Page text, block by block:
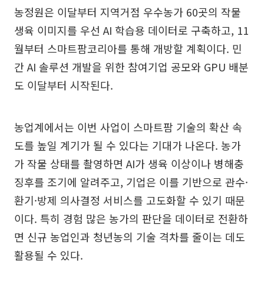
농정원은 이달부터 지역거점 우수농가 60곳의 작물
생육 이미지를 우선 AI 학습용 데이터로 구축하고, 11
월부터 스마트팜코리아를 통해 개방할 계획이다. 민
간 AI 솔루션 개발을 위한 참여기업 공모와 GPU 배분
도 이달부터 시작된다.
농업계에서는 이번 사업이 스마트팜 기술의 확산 속
도를 높일 계기가 될 수 있다는 기대가 나온다. 농가
가 작물 상태를 촬영하면 AI가 생육 이상이나 병해충
징후를 조기에 알려주고, 기업은 이를 기반으로 관수·
환기·방제 의사결정 서비스를 고도화할 수 있기 때문
이다. 특히 경험 많은 농가의 판단을 데이터로 전환하
면 신규 농업인과 청년농의 기술 격차를 줄이는 데도
활용될 수 있다.